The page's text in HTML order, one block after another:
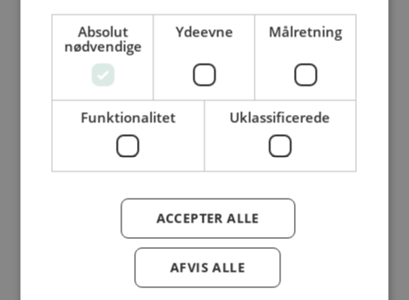
efter EN ISO 20347:2022 certificeringen.
Helt simpel...
Tex Mex Torskenuggets 2×2,5
Spegeskinke med svær, 3500 G
Absolut
nødvendige
Ydeevne Målretning
Funktionalitet Uklassificerede
ACCEPTER ALLE
AFVIS ALLE